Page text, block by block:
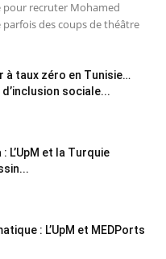
pour recruter Mohamed
des coups de théâtre
à taux zéro en Tunisie…
sociale...
L’UpM et la Turquie
: L’UpM et MEDPorts